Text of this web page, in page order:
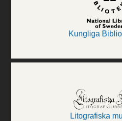
Kungliga
Litografiska